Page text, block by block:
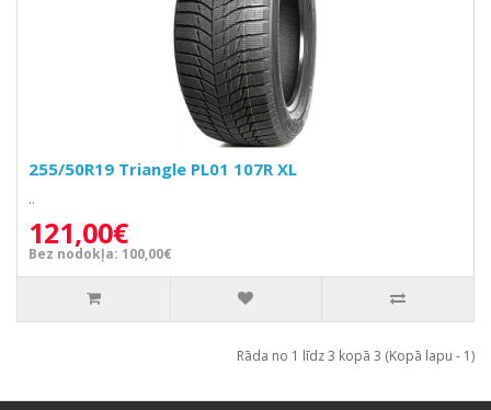
255/50R19 Triangle PL01 107R XL
..
121,00€
Bez nodokļa: 100,00€
Rāda no 1 līdz 3 kopā 3 (Kopā lapu - 1)